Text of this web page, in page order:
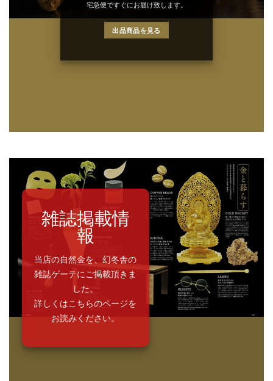
宅急便ですぐにお届け致します。
出品商品を見る
雑誌掲載情
報
当店の自然金を、幻冬舎の
雑誌ゲーテにご掲載頂きま
した。
詳しくはこちらのページを
お読みください。